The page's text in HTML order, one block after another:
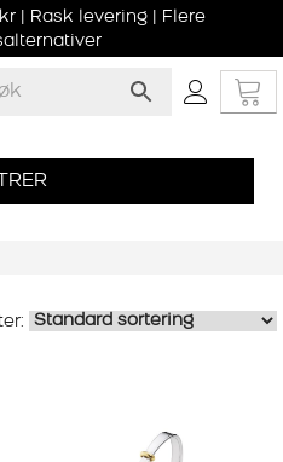
| Rask levering | Flere